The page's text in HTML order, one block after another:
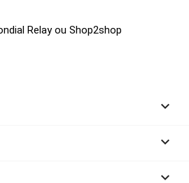
Relay ou Shop2shop


